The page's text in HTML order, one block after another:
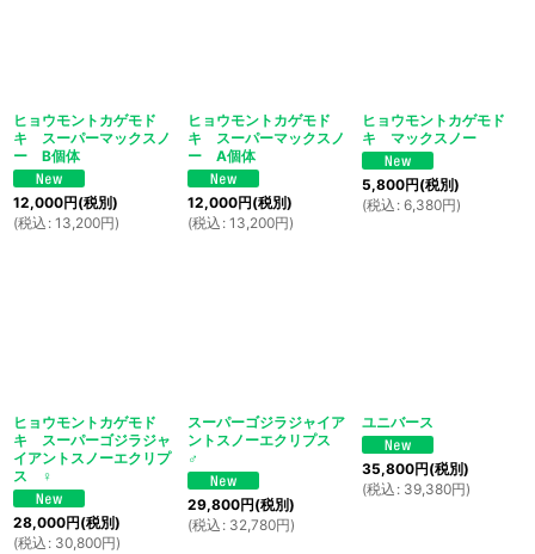
ヒョウモントカゲモド
キ スーパーマックスノ
ー B個体
12,000円(税別)
(税込 : 13,200円)
ヒョウモントカゲモド
キ スーパーマックスノ
ー A個体
12,000円(税別)
(税込 : 13,200円)
ヒョウモントカゲモド
キ マックスノー
5,800円(税別)
(税込 : 6,380円)
ヒョウモントカゲモド
キ スーパーゴジラジャ
イアントスノーエクリプ
ス ♀
28,000円(税別)
(税込 : 30,800円)
スーパーゴジラジャイア
ントスノーエクリプス
♂
29,800円(税別)
(税込 : 32,780円)
ユニバース
35,800円(税別)
(税込 : 39,380円)